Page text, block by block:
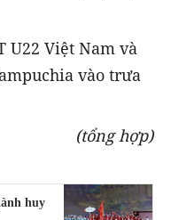
U22 Việt Nam và
vào trưa
(tổng hợp)
huy